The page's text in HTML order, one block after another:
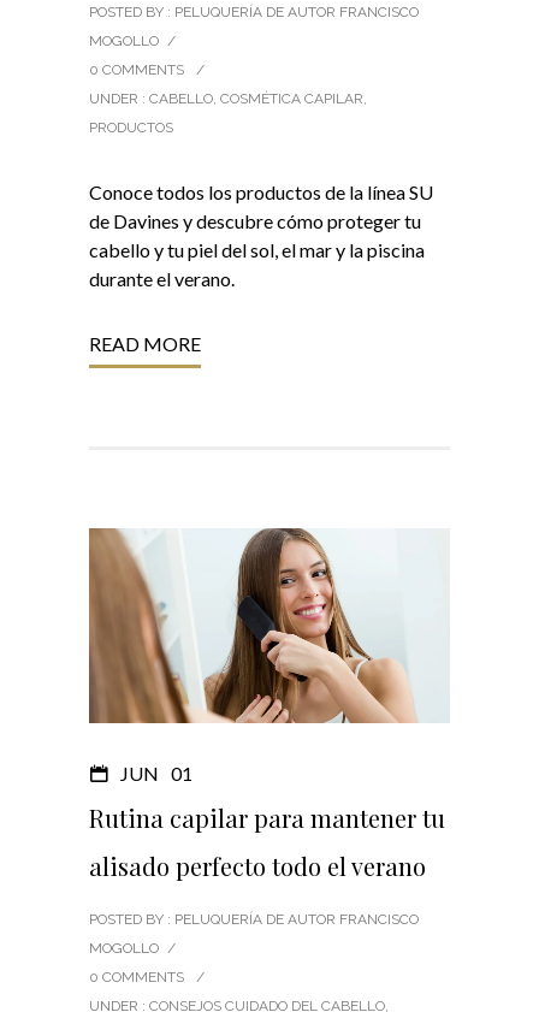
POSTED BY : PELUQUERÍA DE AUTOR FRANCISCO
MOGOLLO /
0 COMMENTS
/
UNDER : CABELLO, COSMÉTICA CAPILAR,
PRODUCTOS
Conoce todos los productos de la línea SU
de Davines y descubre cómo proteger tu
cabello y tu piel del sol, el mar y la piscina
durante el verano.
READ MORE
JUN 01
Rutina capilar para mantener tu
alisado perfecto todo el verano
POSTED BY : PELUQUERÍA DE AUTOR FRANCISCO
MOGOLLO /
0 COMMENTS
/
UNDER : CONSEJOS CUIDADO DEL CABELLO,